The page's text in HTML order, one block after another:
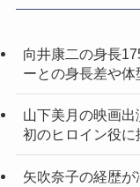
向井康二の身長
ーとの身長差や体
山下美月の映画
初のヒロイン役に
矢吹奈子の経歴